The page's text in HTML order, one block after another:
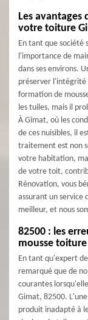
Les
votre toiture
En tant que société
l'importance de
dans ses environs.
préserver l'intégrité
formation de
les tuiles, mais il
À Gimat, où les
de ces nuisibles, il
traitement est non
votre habitation,
de votre toit,
Rénovation, vous
assurant un
meilleur, et nous
82500 : les
mousse toiture
En tant qu'expert
remarqué que de
courantes
Gimat, 82500.
produit inadapté à